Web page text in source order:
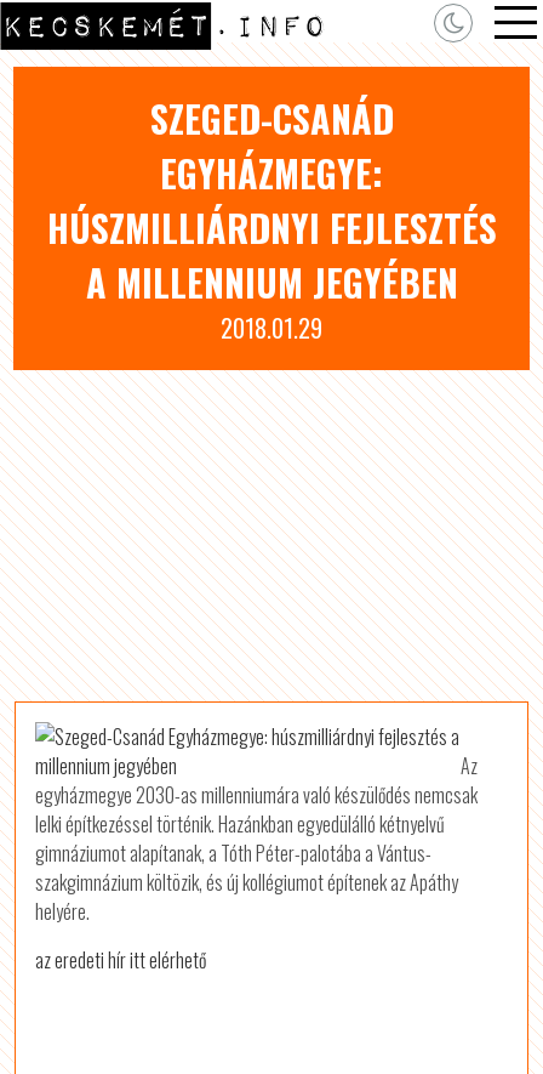
SZEGED-CSANÁD
EGYHÁZMEGYE:
HÚSZMILLIÁRDNYI FEJLESZTÉS
A MILLENNIUM JEGYÉBEN
2018.01.29
Az
egyházmegye 2030-as millenniumára való készülődés nemcsak
lelki építkezéssel történik. Hazánkban egyedülálló kétnyelvű
gimnáziumot alapítanak, a Tóth Péter-palotába a Vántus-
szakgimnázium költözik, és új kollégiumot építenek az Apáthy
helyére.
az eredeti hír itt elérhető